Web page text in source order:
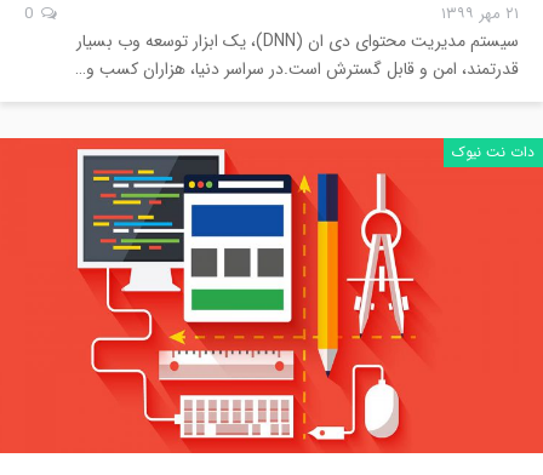
۲۱ مهر ۱۳۹۹
سیستم مدیریت محتوای دی ان (DNN)، یک ابزار توسعه وب بسیار
قدرتمند، امن و قابل گسترش است.در سراسر دنیا، هزاران کسب و…
دات نت نیوک